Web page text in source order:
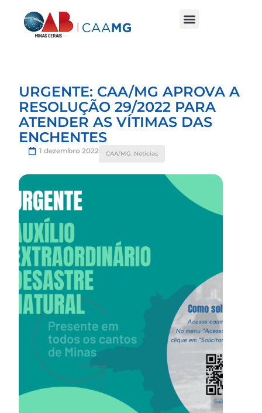
URGENTE: CAA/MG APROVA A
RESOLUÇÃO 29/2022 PARA
ATENDER AS VÍTIMAS DAS
ENCHENTES
1 dezembro 2022 CAA/MG, Notícias